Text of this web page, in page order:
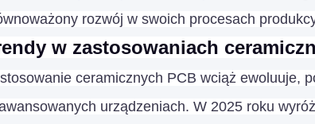
rozwój w swoich procesach
w zastosowaniach
ceramicznych PCB wciąż ewoluuje,
urządzeniach. W 2025 roku